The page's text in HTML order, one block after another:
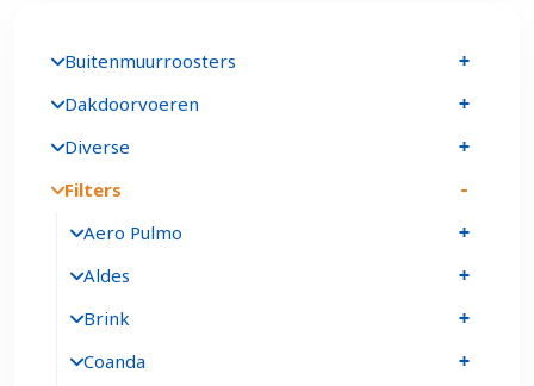
Buitenmuurroosters
Dakdoorvoeren
Diverse
Filters
Aero Pulmo
Aldes
Brink
Coanda